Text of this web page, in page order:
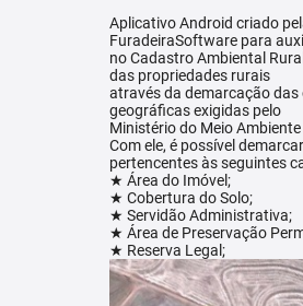
Aplicativo Android criado
FuradeiraSoftware para
no Cadastro Ambiental Rural
das propriedades rurais
através da demarcação das
geográficas exigidas pelo
Ministério do Meio Ambiente
Com ele, é possível
pertencentes às seguintes
★ Área do Imóvel;
★ Cobertura do Solo;
★ Servidão Administrativa;
★ Área de Preservação
★ Reserva Legal;